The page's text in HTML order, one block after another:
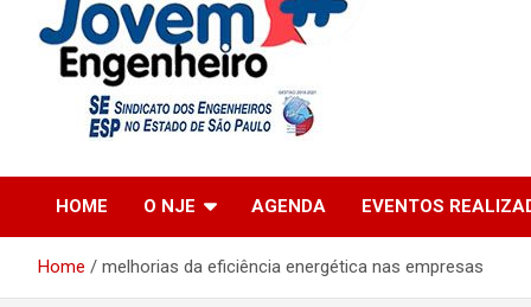
Núcleo Jovem
Engenheiro
HOME O NJE AGENDA EVENTOS
Home melhorias da eficiência energética nas empresas